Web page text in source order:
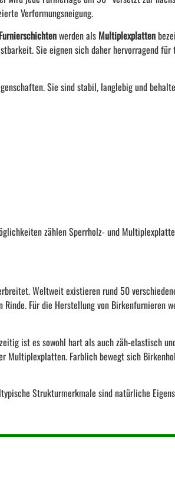
Verformungsneigung.
werden als Multiplexplatten
Sie eignen sich daher hervorragend
Sie sind stabil, langlebig und
zählen Sperrholz- und
Weltweit existieren rund 50
Für die Herstellung von Birkenfurnieren
ist es sowohl hart als auch zäh-elastisch
Multiplexplatten. Farblich bewegt sich
Strukturmerkmale sind natürliche